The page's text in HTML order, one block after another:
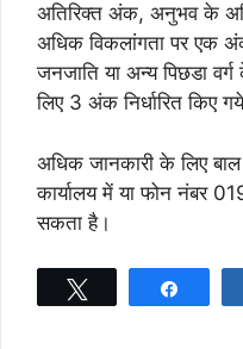
अतिरिक्त अंक, अनुभव के
अधिक विकलांगता पर एक
जनजाति या अन्य पिछडा
लिए 3 अंक निर्धारित किए
अधिक जानकारी के लिए बाल
कार्यालय में या फोन नंबर
सकता है।